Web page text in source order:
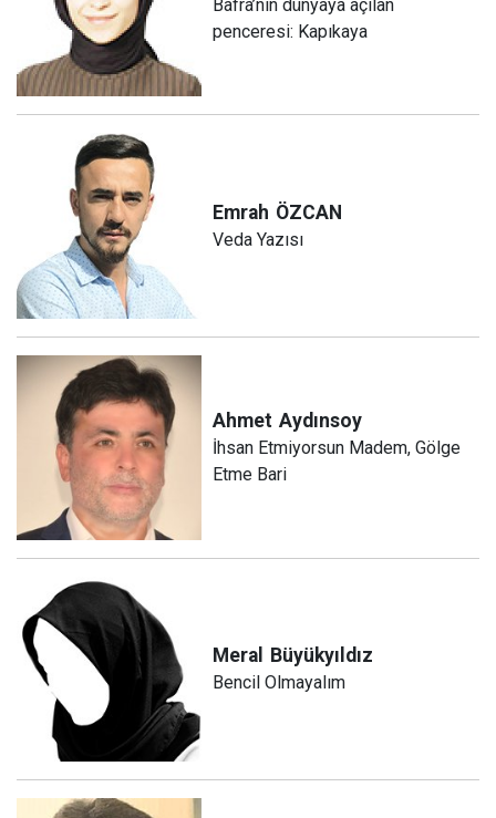
Bafra’nın dünyaya açılan
penceresi: Kapıkaya
Emrah ÖZCAN
Veda Yazısı
Ahmet Aydınsoy
İhsan Etmiyorsun Madem, Gölge
Etme Bari
Meral Büyükyıldız
Bencil Olmayalım